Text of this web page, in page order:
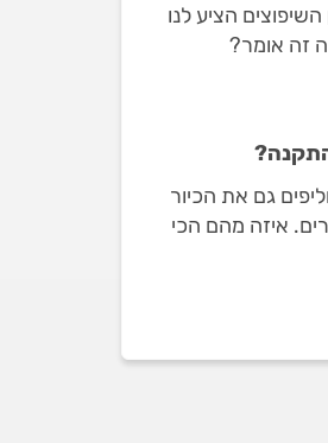
הציע לנו
זה אומר?
גם את הכיור
איזה מהם הכי